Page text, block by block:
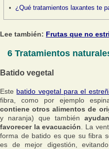
¿Qué tratamientos laxantes te
Lee también: Frutas que no
6 Tratamientos
Batido vegetal
Este batido vegetal para el
fibra, como por ejemplo
contiene otros alimentos de
y naranja) que también
favorecer la evacuación . La
forma de batido es que su fibra
es de mejor digestión,